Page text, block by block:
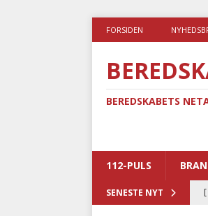
FORSIDEN
BEREDSKABETS
112-PULS
SENESTE NYT